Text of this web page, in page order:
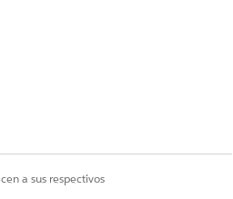
a sus respectivos